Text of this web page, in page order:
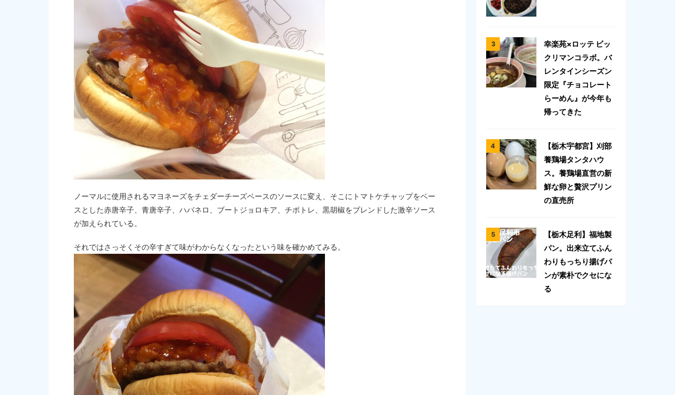
ノーマルに使用されるマヨネーズをチェダーチーズベースのソースに変え、そこにトマトケチャップをベー
スとした赤唐辛子、青唐辛子、ハバネロ、ブートジョロキア、チポトレ、黒胡椒をブレンドした激辛ソース
が加えられている。
それではさっそくその辛すぎて味がわからなくなったという味を確かめてみる。
幸楽苑×ロッテ ビッ
クリマンコラボ。バ
レンタインシーズン
限定『チョコレート
らーめん』が今年も
帰ってきた
【栃木宇都宮】刈部
養鶏場タンタハウ
ス。養鶏場直営の新
鮮な卵と贅沢プリン
の直売所
【栃木足利】福地製
パン。出来立てふん
わりもっちり揚げパ
ンが素朴でクセにな
る